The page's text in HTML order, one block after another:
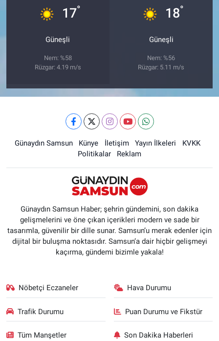
17°
Güneşli
Nem: %58
Rüzgar: 4.19 m/s
18°
Güneşli
Nem: %56
Rüzgar: 5.11 m/s
Günaydın Samsun Künye İletişim Yayın İlkeleri
KVKK
Politikalar
Reklam
Günaydın Samsun Haber; şehrin gündemini, son dakika
gelişmelerini ve öne çıkan içerikleri modern ve sade bir
tasarımla, güvenilir bir dille sunar. Samsun’u merak edenler için
dijital bir buluşma noktasıdır. Samsun’a dair hiçbir gelişmeyi
kaçırma, gündemi bizimle yakala!
Nöbetçi Eczaneler Hava Durumu
Trafik Durumu Puan Durumu ve Fikstür
Tüm Manşetler Son Dakika Haberleri